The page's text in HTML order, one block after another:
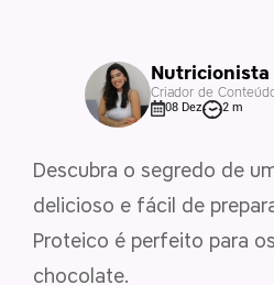
Nutricionista
Criador de
08 Dez 2 m
Descubra o segredo de
delicioso e fácil de
Proteico é perfeito para
chocolate.